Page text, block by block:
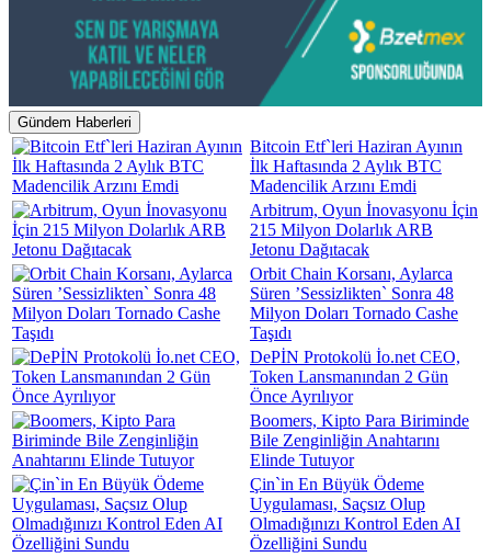
Gündem Haberleri
Bitcoin Etf`leri Haziran Ayının
İlk Haftasında 2 Aylık BTC
Madencilik Arzını Emdi
Arbitrum, Oyun İnovasyonu İçin
215 Milyon Dolarlık ARB
Jetonu Dağıtacak
Orbit Chain Korsanı, Aylarca
Süren ’Sessizlikten` Sonra 48
Milyon Doları Tornado Cashe
Taşıdı
DePİN Protokolü İo.net CEO,
Token Lansmanından 2 Gün
Önce Ayrılıyor
Boomers, Kipto Para Biriminde
Bile Zenginliğin Anahtarını
Elinde Tutuyor
Çin`in En Büyük Ödeme
Uygulaması, Saçsız Olup
Olmadığınızı Kontrol Eden AI
Özelliğini Sundu